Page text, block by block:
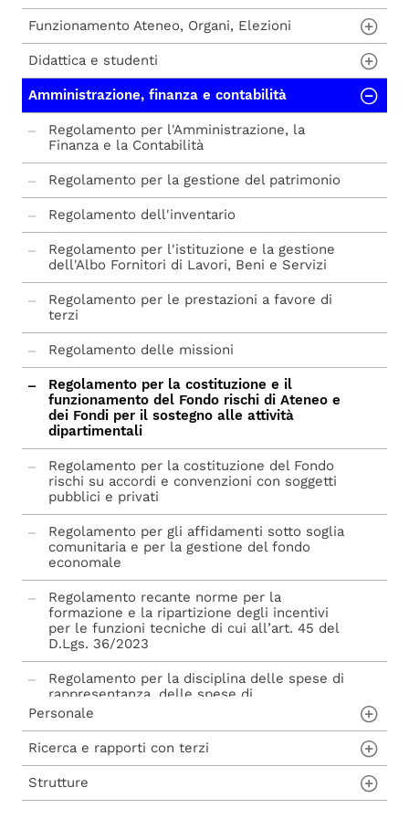
Funzionamento Ateneo, Organi, Elezioni
Regolamento Generale d'Ateneo
Regolamento per il funzionamento del
Consiglio degli Studenti
Regolamento per il funzionamento del
Senato Accademico
Regolamento per il funzionamento del
Consiglio di Amministrazione
Regolamento comitato unico di garanzia
Regolamento elettorale
Didattica e studenti
Regolamento Didattico d'Ateneo
Regolamento per l'istituzione e il
funzionamento dei master universitari e dei
corsi di perfezionamento, aggiornamento e
formazione
Tutorato
Regolamento per i corsi di dottorato di
ricerca
Regolamento per i rapporti di collaborazione
con studenti a tempo parziale
Amministrazione, finanza e contabilità
Regolamento per l'Amministrazione, la
Finanza e la Contabilità
Regolamento per la gestione del patrimonio
Regolamento dell'inventario
Regolamento per l'istituzione e la gestione
dell'Albo Fornitori di Lavori, Beni e Servizi
Regolamento per le prestazioni a favore di
terzi
Regolamento delle missioni
Regolamento per la costituzione e il
funzionamento del Fondo rischi di Ateneo e
dei Fondi per il sostegno alle attività
dipartimentali
Regolamento per la costituzione del Fondo
rischi su accordi e convenzioni con soggetti
pubblici e privati
Regolamento per gli affidamenti sotto soglia
comunitaria e per la gestione del fondo
economale
Regolamento recante norme per la
formazione e la ripartizione degli incentivi
per le funzioni tecniche di cui all’art. 45 del
D.Lgs. 36/2023
Regolamento per la disciplina delle spese di
rappresentanza, delle spese di
organizzazione eventi e altre spese legate ai
di attività istituzionali
Personale
Personale tecnico amministrativo
Personale docente
Ricerca e rapporti con terzi
Regolamento per le prestazioni a favore di
terzi
Strutture